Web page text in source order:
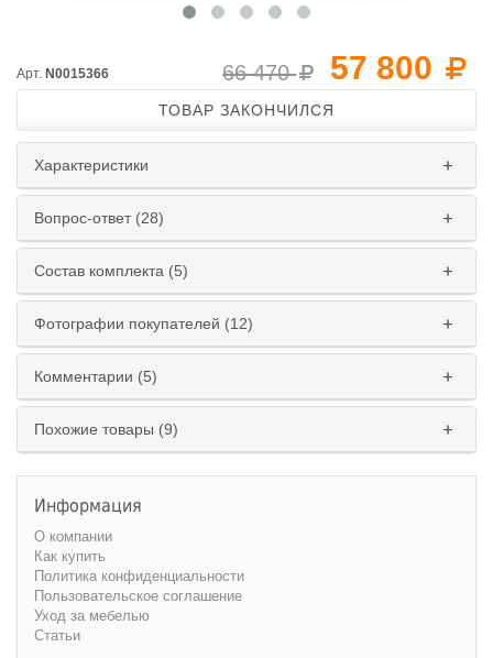
57 800
66 470
Арт. N0015366
ТОВАР ЗАКОНЧИЛСЯ
Характеристики
Вопрос-ответ (28)
Состав комплекта (5)
Фотографии покупателей (12)
Комментарии (5)
Похожие товары (9)
Информация
О компании
Как купить
Политика конфиденциальности
Пользовательское соглашение
Уход за мебелью
Статьи